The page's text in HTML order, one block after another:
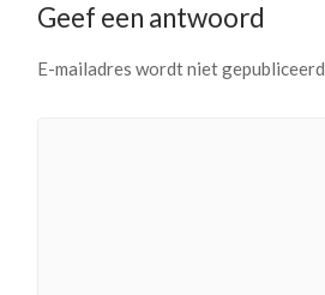
Geef een antwoord
E-mailadres wordt niet gepubliceerd